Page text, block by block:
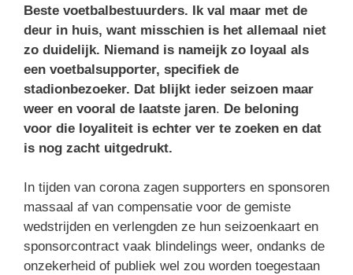
Beste voetbalbestuurders. Ik val maar met de
deur in huis, want misschien is het allemaal niet
zo duidelijk. Niemand is nameijk zo loyaal als
een voetbalsupporter, specifiek de
stadionbezoeker. Dat blijkt ieder seizoen maar
weer en vooral de laatste jaren. De beloning
voor die loyaliteit is echter ver te zoeken en dat
is nog zacht uitgedrukt.
In tijden van corona zagen supporters en sponsoren
massaal af van compensatie voor de gemiste
wedstrijden en verlengden ze hun seizoenkaart en
sponsorcontract vaak blindelings weer, ondanks de
onzekerheid of publiek wel zou worden toegestaan